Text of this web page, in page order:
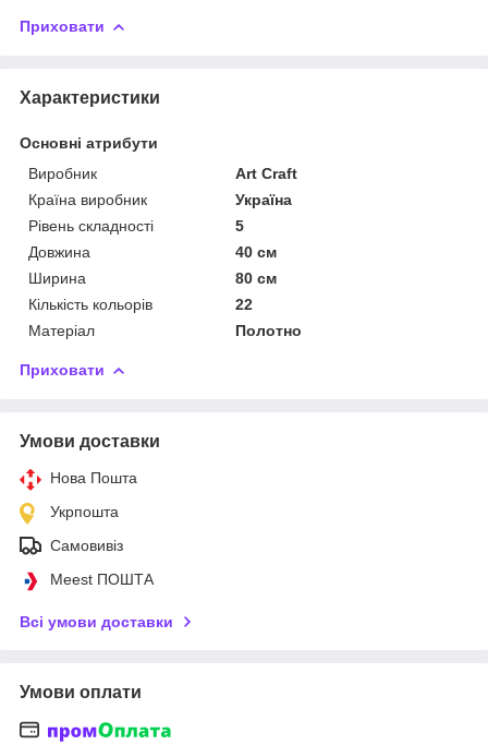
Приховати
Характеристики
Основні атрибути
Виробник
Art Craft
Країна виробник
Україна
Рівень складності
5
Довжина
40 см
Ширина
80 см
Кількість кольорів
22
Матеріал
Полотно
Приховати
Умови доставки
Нова Пошта
Укрпошта
Самовивіз
Meest ПОШТА
Всі умови доставки
Умови оплати